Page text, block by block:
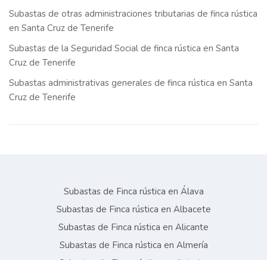
Subastas de otras administraciones tributarias de finca rústica
en Santa Cruz de Tenerife
Subastas de la Seguridad Social de finca rústica en Santa
Cruz de Tenerife
Subastas administrativas generales de finca rústica en Santa
Cruz de Tenerife
Subastas de Finca rústica en Álava
Subastas de Finca rústica en Albacete
Subastas de Finca rústica en Alicante
Subastas de Finca rústica en Almería